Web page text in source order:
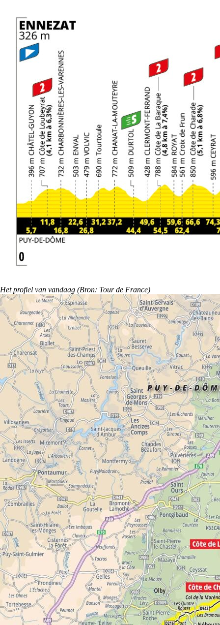
Het profiel van vandaag (Bron: Tour de France)